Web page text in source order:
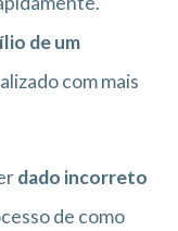
de um
com mais
dado incorreto
de como